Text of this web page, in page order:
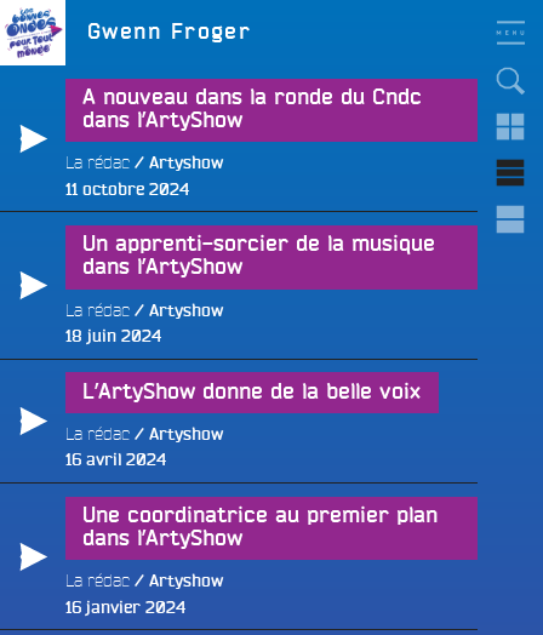
Aller
au
contenu
POUR TOUT LE MONDE !
Étiquette :
Gwenn Froger
A nouveau dans la ronde du Cndc
dans l’ArtyShow
La rédac
Artyshow
Publié
11 octobre 2024
Un apprenti-sorcier de la musique
dans l’ArtyShow
La rédac
Artyshow
Publié
18 juin 2024
L’ArtyShow donne de la belle voix
La rédac
Artyshow
Publié
16 avril 2024
Une coordinatrice au premier plan
dans l’ArtyShow
La rédac
Artyshow
Publié
16 janvier 2024